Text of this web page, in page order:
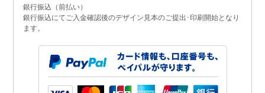
銀行振込（前払い）
銀行振込にてご入金確認後のデザイン見本のご提出･印刷開始となり
ます。